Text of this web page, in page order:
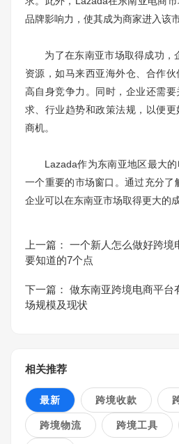
品牌影响力，使其成为商家进入该
为了在东南亚市场取得成功，
资源，如马来西亚海外仓、合作
高自身竞争力。同时，企业还需
求、行业趋势和政策法规，以便
商机。
Lazada作为东南亚地区最大的
一个重要的市场窗口。通过充分了
企业可以在东南亚市场取得更大的成
上一篇： 一个新人怎么做好跨境
要知道的7个点
下一篇： 做东南亚跨境电商平台
场规模及现状
相关推荐
最新 跨境收款
跨境物流 跨境工具